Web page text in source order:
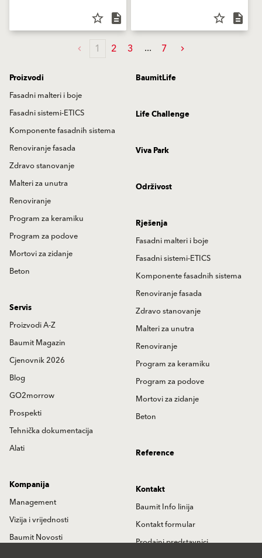
star_border description star_border description
1 2 3 7
Proizvodi
Fasadni malteri i boje
Fasadni sistemi-ETICS
Komponente fasadnih sistema
Renoviranje fasada
Zdravo stanovanje
Malteri za unutra
Renoviranje
Program za keramiku
Program za podove
Mortovi za zidanje
Beton
BaumitLife
Life Challenge
Viva Park
Održivost
Rješenja
Fasadni malteri i boje
Fasadni sistemi-ETICS
Komponente fasadnih sistema
Renoviranje fasada
Zdravo stanovanje
Malteri za unutra
Renoviranje
Program za keramiku
Program za podove
Mortovi za zidanje
Beton
Servis
Proizvodi A-Z
Baumit Magazin
Cjenovnik 2026
Blog
GO2morrow
Prospekti
Tehnička dokumentacija
Alati
Reference
Kompanija
Management
Vizija i vrijednosti
Baumit Novosti
Kontakt
Baumit Info linija
Kontakt formular
Prodajni predstavnici